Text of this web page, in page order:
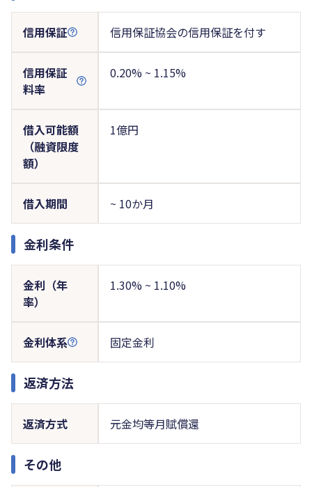
信用保証 信用保証協会の信用保証を付す
信用保証
料率
0.20% ~ 1.15%
借入可能額
（融資限度
額）
1億円
借入期間 ~ 10か月
金利条件
金利（年
率）
1.30% ~ 1.10%
金利体系 固定金利
返済方法
返済方式 元金均等月賦償還
その他